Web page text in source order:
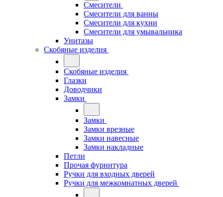
Смесители
Смесители для ванны
Смесители для кухни
Смесители для умывальника
Унитазы
Скобяные изделия
Скобяные изделия
Глазки
Доводчики
Замки
Замки
Замки врезные
Замки навесные
Замки накладные
Петли
Прочая фурнитура
Ручки для входных дверей
Ручки для межкомнатных дверей